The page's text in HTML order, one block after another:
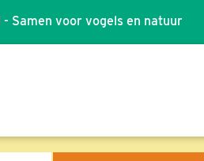
- Samen voor vogels en natuur